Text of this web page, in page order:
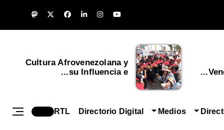
Cultura Afrovenezolana y
su Influencia e...
Medios
Directorio Digital
RTL